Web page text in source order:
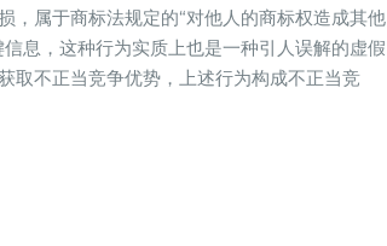
，属于商标法规定的“对他人的商标权造成其他
息，这种行为实质上也是一种引人误解的虚假
取不正当竞争优势，上述行为构成不正当竞